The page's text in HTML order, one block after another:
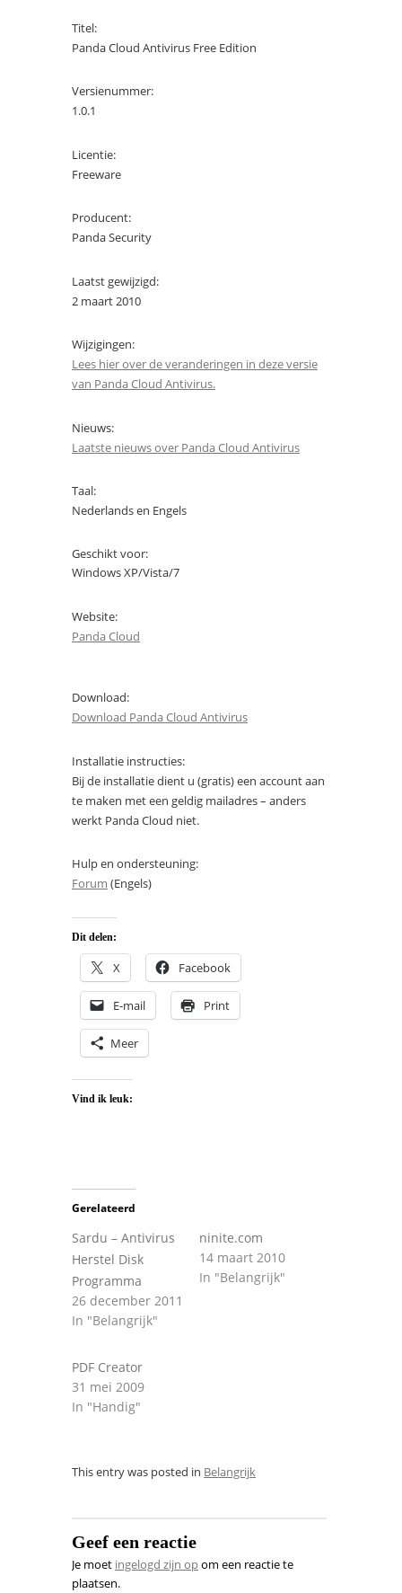
Titel:
Panda Cloud Antivirus Free Edition
Versienummer:
1.0.1
Licentie:
Freeware
Producent:
Panda Security
Laatst gewijzigd:
2 maart 2010
Wijzigingen:
Lees hier over de veranderingen in deze versie
van Panda Cloud Antivirus.
Nieuws:
Laatste nieuws over Panda Cloud Antivirus
Taal:
Nederlands en Engels
Geschikt voor:
Windows XP/Vista/7
Website:
Panda Cloud
Download:
Download Panda Cloud Antivirus
Installatie instructies:
Bij de installatie dient u (gratis) een account aan
te maken met een geldig mailadres – anders
werkt Panda Cloud niet.
Hulp en ondersteuning:
Forum (Engels)
Dit delen:
X Facebook
E-mail Print
Meer
Vind ik leuk:
Gerelateerd
Sardu – Antivirus
Herstel Disk
Programma
26 december 2011
In "Belangrijk"
ninite.com
14 maart 2010
In "Belangrijk"
PDF Creator
31 mei 2009
In "Handig"
This entry was posted in Belangrijk
Geef een reactie
Je moet ingelogd zijn opom een reactie te
plaatsen.